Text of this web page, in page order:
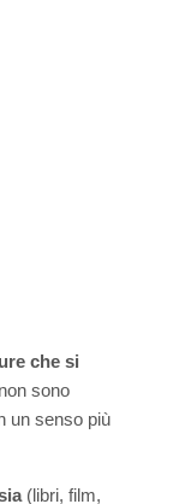
che si
sono
un senso più
(libri, film,